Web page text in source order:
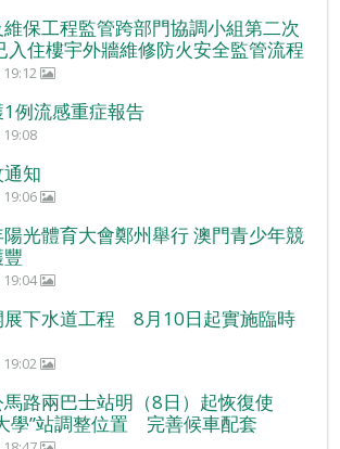
保工程監管跨部門協調小組第二次
入住樓宇外牆維修防火安全監管流程
例流感重症報告
知
光體育大會鄭州舉行 澳門青少年競
展下水道工程 8月10日起實施臨時
路兩巴士站明（8日）起恢復使
學”站調整位置 完善候車配套